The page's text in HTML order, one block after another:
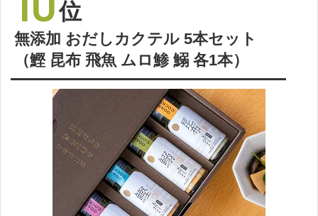
位
無添加 おだしカクテル 5本セット
（鰹 昆布 飛魚 ムロ鯵 鰯 各1本）